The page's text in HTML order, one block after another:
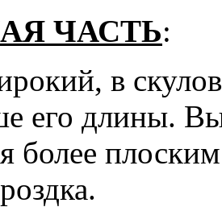
ЧАСТЬ:
в
его длины.
более